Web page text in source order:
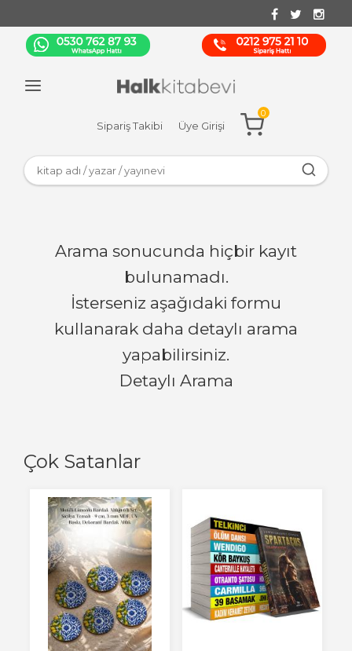
Sipariş Takibi Üye Girişi
0
Çok Satanlar
Arama sonucunda hiçbir kayıt
bulunamadı.
İsterseniz aşağıdaki formu
kullanarak daha detaylı arama
yapabilirsiniz.
Detaylı Arama